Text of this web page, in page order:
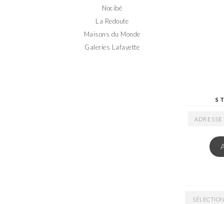
Nocibé
La Redoute
Maisons du Monde
Galeries Lafayette
ADRESSE
ARCHIVES